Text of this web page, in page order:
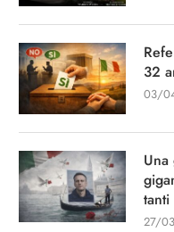
Intervista per il
Stampa”
11/03/2026
32
03/
27/